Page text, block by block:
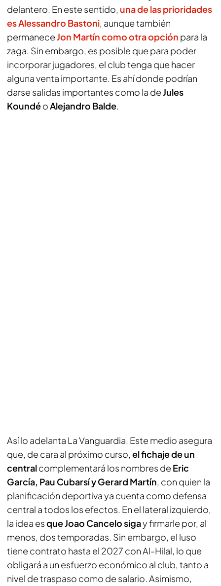
delantero. En este sentido, una de las prioridades
esAlessandro Bastoni, aunque también
permaneceJon Martíncomo otra opción para la
zaga. Sin embargo, es posible que para poder
incorporar jugadores, el club tenga que hacer
alguna venta importante. Es ahí donde podrían
darse salidas importantes como la deJules
KoundéoAlejandro Balde.
Así lo adelanta La Vanguardia. Este medio asegura
que, de cara al próximo curso, el fichaje de un
centralcomplementará los nombres de Eric
García, Pau Cubarsí y Gerard Martín, con quien la
planificación deportiva ya cuenta como defensa
central a todos los efectos. En el lateral izquierdo,
la idea esque Joao Cancelo sigay firmarle por, al
menos, dos temporadas. Sin embargo, el luso
tiene contrato hasta el 2027 con Al-Hilal, lo que
obligará a un esfuerzo económico al club, tanto a
nivel de traspaso como de salario. Asimismo,